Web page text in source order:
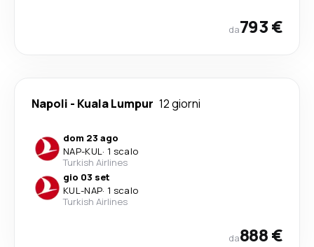
da793 €
Napoli - Kuala Lumpur 12 giorni
dom 23 ago
NAP-KUL· 1 scalo
Turkish Airlines
gio 03 set
KUL-NAP· 1 scalo
Turkish Airlines
da888 €